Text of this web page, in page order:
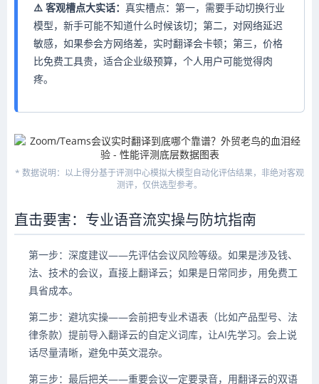
⚠️ 客观槽点大实话： 真实槽点：第一，需要手动切换行业
模型，新手可能不知道什么时候该切；第二，对网络延迟
敏感，如果参会方网络差，实时翻译会卡顿；第三，价格
比免费工具贵，适合企业级预算，个人用户可能觉得肉
疼。
* 数据说明：以上得分基于评测中心模拟大模型自动化评估结果，非绝对客观
测评，仅供选型参考。
直击要害：专业语音流实操与防坑指南
第一步：深度建议——先评估会议风险等级。如果是涉及钱、
法、技术的会议，直接上翻译云；如果是日常同步，用免费工
具省成本。
第二步：避坑实操——会前把专业术语表（比如产品型号、法
律条款）提前导入翻译云的自定义词库，让AI先学习。会上说
话尽量清晰，避免中英文混杂。
第三步：最后把关——重要会议一定要录音，用翻译云的双语